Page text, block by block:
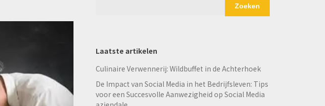
Zoeken
Laatste artikelen
Culinaire Verwennerij: Wildbuffet in de Achterhoek
De Impact van Social Media in het Bedrijfsleven: Tips
voor een Succesvolle Aanwezigheid op Social Media